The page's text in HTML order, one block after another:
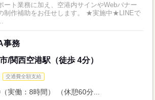
ート業務に加え、空港内サインやWebバナー
をお任せします。 ★実施中★LINEで
事務
/関西空港駅（徒歩 4分）
交通費全額支給
実働：8時間） （休憩60分...